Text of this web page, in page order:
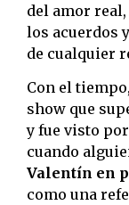
del amor
los acuerdos
de cualquier
Con el
show que
y fue visto por
cuando
Valentín en
como una